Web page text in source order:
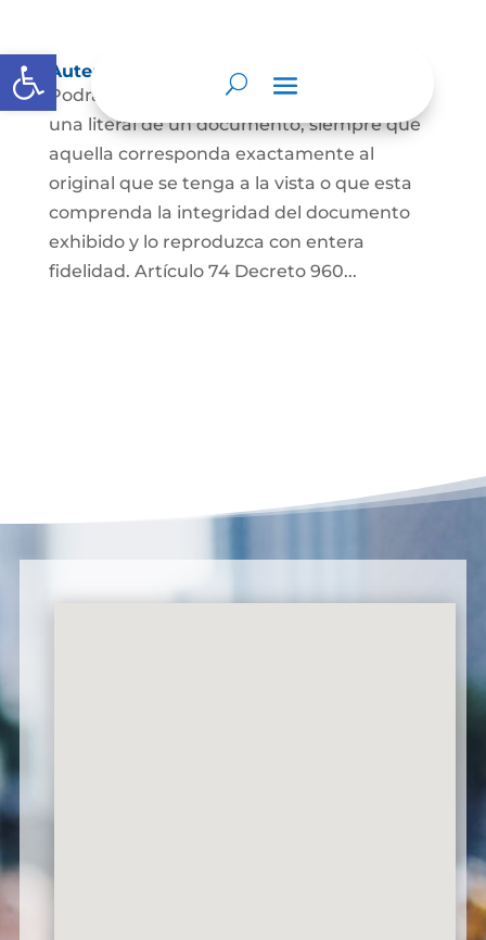
Abrir barra de herramientas
Autenticación de Copias
Podrá autenticarse una copia mecánica o
una literal de un documento, siempre que
aquella corresponda exactamente al
original que se tenga a la vista o que esta
comprenda la integridad del documento
exhibido y lo reproduzca con entera
fidelidad. Artículo 74 Decreto 960...